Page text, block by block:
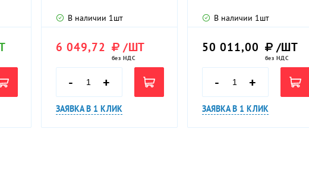
В наличии 1шт
6 049,72 /ШТ
без НДС
- +
ЗАЯВКА В 1 КЛИК
В наличии 1шт
50 011,00 /ШТ
без НДС
- +
ЗАЯВКА В 1 КЛИК